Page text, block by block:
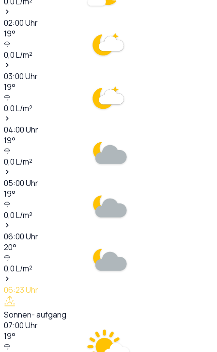
02:00Uhr
19°
0,0L/m²
03:00Uhr
19°
0,0L/m²
04:00Uhr
19°
0,0L/m²
05:00Uhr
19°
0,0L/m²
06:00Uhr
20°
0,0L/m²
06:23Uhr
Sonnen- aufgang
07:00Uhr
19°